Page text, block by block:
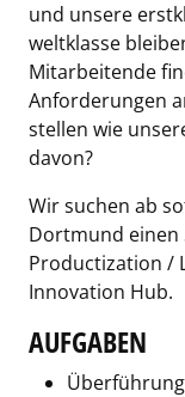
und unsere
weltklasse
Mitarbeitende
Anforderungen
stellen wie
davon?
Wir suchen ab
Dortmund einen
Productization /
Innovation Hub.
AUFGABEN
Überführung